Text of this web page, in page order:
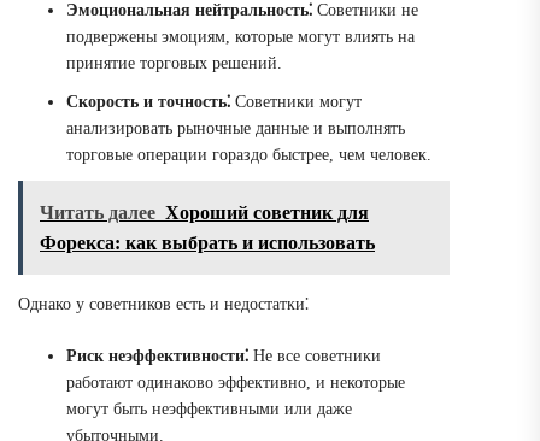
Эмоциональная нейтральность⁚ Советники не
подвержены эмоциям, которые могут влиять на
принятие торговых решений.
Скорость и точность⁚ Советники могут
анализировать рыночные данные и выполнять
торговые операции гораздо быстрее, чем человек.
Читать далее Хороший советник для
Форекса: как выбрать и использовать
Однако у советников есть и недостатки⁚
Риск неэффективности⁚ Не все советники
работают одинаково эффективно, и некоторые
могут быть неэффективными или даже
убыточными.